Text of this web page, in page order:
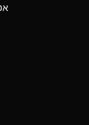
(cold)
(hot)